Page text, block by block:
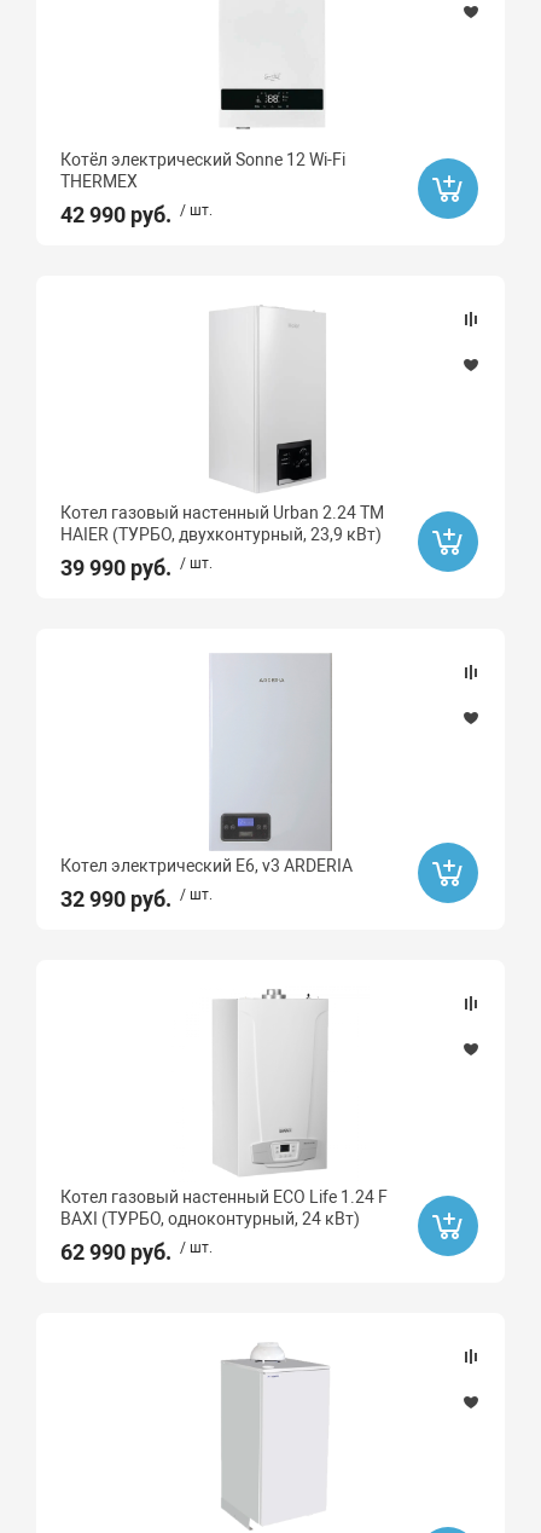
Котёл электрический Sonne 12 Wi-Fi
THERMEX
42 990 руб. / шт.
Котел газовый настенный Urban 2.24 TM
HAIER (ТУРБО, двухконтурный, 23,9 кВт)
39 990 руб. / шт.
Котел электрический E6, v3 ARDERIA
32 990 руб. / шт.
Котел газовый настенный ECO Life 1.24 F
BAXI (ТУРБО, одноконтурный, 24 кВт)
62 990 руб. / шт.